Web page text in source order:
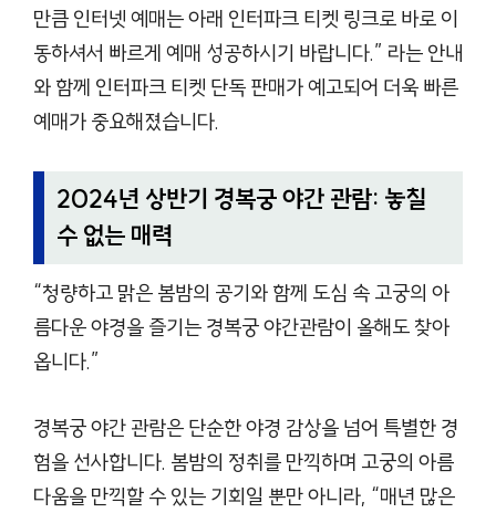
만큼 인터넷 예매는 아래 인터파크 티켓 링크로 바로 이
동하셔서 빠르게 예매 성공하시기 바랍니다.” 라는 안내
와 함께 인터파크 티켓 단독 판매가 예고되어 더욱 빠른
예매가 중요해졌습니다.
2024년 상반기 경복궁 야간 관람: 놓칠
수 없는 매력
“청량하고 맑은 봄밤의 공기와 함께 도심 속 고궁의 아
름다운 야경을 즐기는 경복궁 야간관람이 올해도 찾아
옵니다.”
경복궁 야간 관람은 단순한 야경 감상을 넘어 특별한 경
험을 선사합니다. 봄밤의 정취를 만끽하며 고궁의 아름
다움을 만끽할 수 있는 기회일 뿐만 아니라, “매년 많은